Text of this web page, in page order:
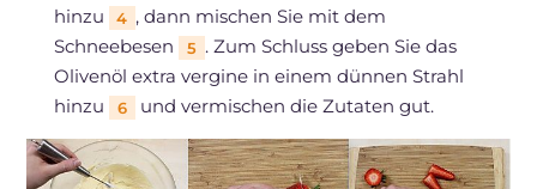
hinzu
4 , dann mischen Sie mit dem
Schneebesen
5 . Zum Schluss geben Sie das
Olivenöl extra vergine in einem dünnen Strahl
hinzu
6 und vermischen die Zutaten gut.